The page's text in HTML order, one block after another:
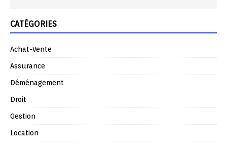
CATÉGORIES
Achat-Vente
Assurance
Déménagement
Droit
Gestion
Location